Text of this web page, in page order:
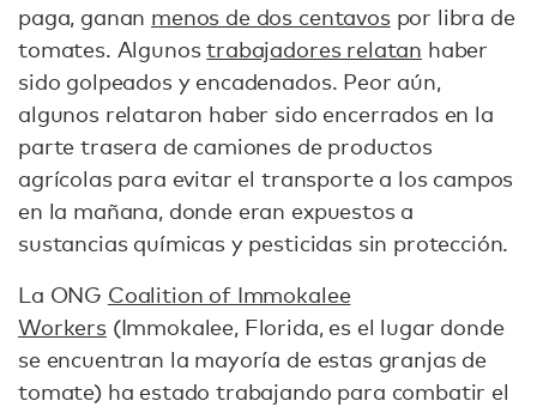
paga, ganan menos de dos centavospor libra de
tomates. Algunostrabajadores relatan haber
sido golpeados y encadenados. Peor aún,
algunos relataron haber sido encerrados en la
parte trasera de camiones de productos
agrícolas para evitar el transporte a los campos
en la mañana, donde eran expuestos a
sustancias químicas y pesticidas sin protección.
La ONG Coalition of Immokalee
Workers(Immokalee, Florida, es el lugar donde
se encuentran la mayoría de estas granjas de
tomate) ha estado trabajando para combatir el